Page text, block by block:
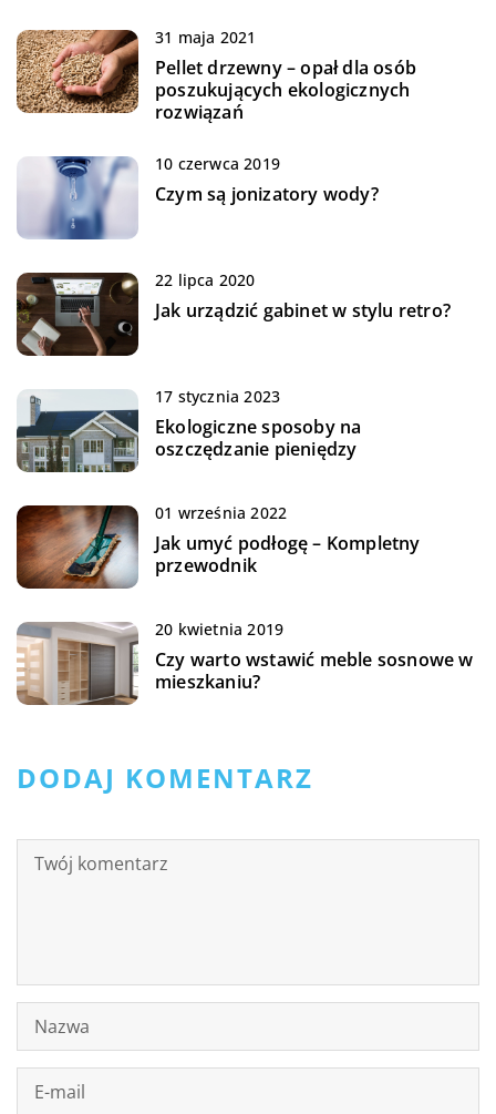
31 maja 2021
Pellet drzewny – opał dla osób
poszukujących ekologicznych
rozwiązań
10 czerwca 2019
Czym są jonizatory wody?
22 lipca 2020
Jak urządzić gabinet w stylu retro?
17 stycznia 2023
Ekologiczne sposoby na
oszczędzanie pieniędzy
01 września 2022
Jak umyć podłogę – Kompletny
przewodnik
20 kwietnia 2019
Czy warto wstawić meble sosnowe w
mieszkaniu?
DODAJ KOMENTARZ